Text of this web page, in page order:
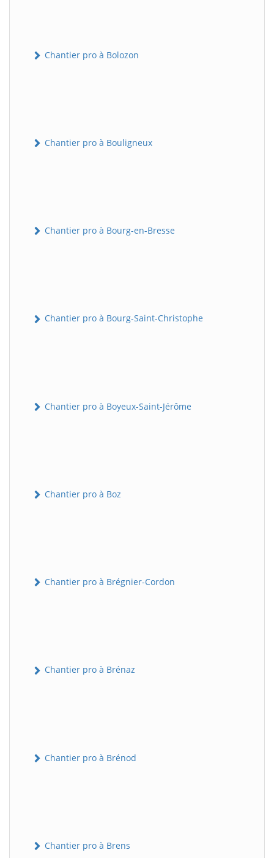
Chantier pro à Bolozon
Chantier pro à Bouligneux
Chantier pro à Bourg-en-Bresse
Chantier pro à Bourg-Saint-Christophe
Chantier pro à Boyeux-Saint-Jérôme
Chantier pro à Boz
Chantier pro à Brégnier-Cordon
Chantier pro à Brénaz
Chantier pro à Brénod
Chantier pro à Brens